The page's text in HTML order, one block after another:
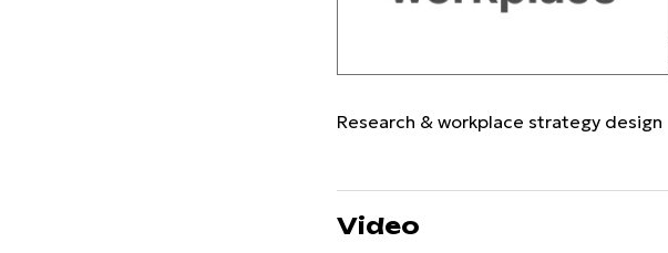
Research & workplace strategy design
Video